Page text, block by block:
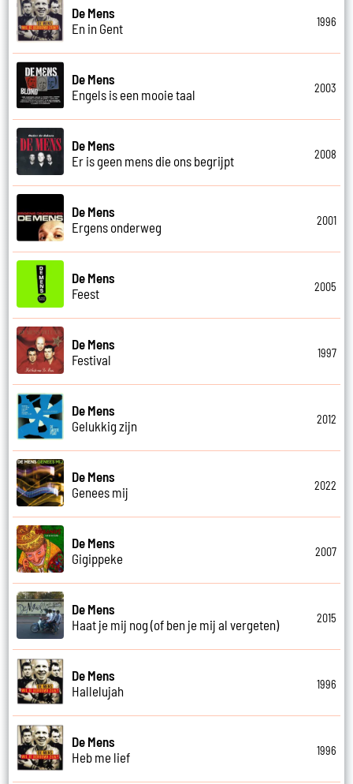
De Mens
En in Gent
1996
De Mens
Engels is een mooie taal
2003
De Mens
Er is geen mens die ons begrijpt
2008
De Mens
Ergens onderweg
2001
De Mens
Feest
2005
De Mens
Festival
1997
De Mens
Gelukkig zijn
2012
De Mens
Genees mij
2022
De Mens
Gigippeke
2007
De Mens
Haat je mij nog (of ben je mij al vergeten)
2015
De Mens
Hallelujah
1996
De Mens
Heb me lief
1996